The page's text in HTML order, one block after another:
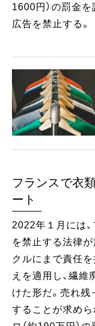
1600円）の罰金
広告を禁止する。
フランスで衣
ート
2022年１月には
を禁止する法律
クルにまで責任を
えを適用し、繊
けた形だ。売れ残
することが求め